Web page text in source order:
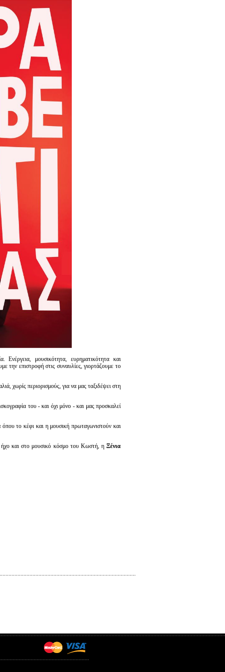
Ενέργεια, μουσικότητα, ευρηματικότητα και
την επιστροφή στις συναυλίες, γιορτάζουμε το
χωρίς περιορισμούς, για να μας ταξιδέψει στη
του - και όχι μόνο - και μας προσκαλεί
το κέφι και η μουσική πρωταγωνιστούν και
και στο μουσικό κόσμο του Κωστή, η Ξένια